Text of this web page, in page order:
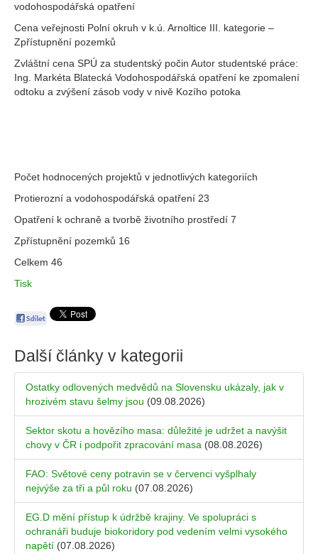
vodohospodářská opatření
Cena veřejnosti Polní okruh v k.ú. Arnoltice III. kategorie –
Zpřístupnění pozemků
Zvláštní cena SPÚ za studentský počin Autor studentské práce:
Ing. Markéta Blatecká Vodohospodářská opatření ke zpomalení
odtoku a zvýšení zásob vody v nivě Kozího potoka
Počet hodnocených projektů v jednotlivých kategoriích
Protierozní a vodohospodářská opatření 23
Opatření k ochraně a tvorbě životního prostředí 7
Zpřístupnění pozemků 16
Celkem 46
Tisk
Další články v kategorii
Ostatky odlovených medvědů na Slovensku ukázaly, jak v
hrozivém stavu šelmy jsou (09.08.2026)
Sektor skotu a hovězího masa: důležité je udržet a navýšit
chovy v ČR i podpořit zpracování masa (08.08.2026)
FAO: Světové ceny potravin se v červenci vyšplhaly
nejvýše za tři a půl roku (07.08.2026)
EG.D mění přístup k údržbě krajiny. Ve spolupráci s
ochranáři buduje biokoridory pod vedením velmi vysokého
napětí (07.08.2026)